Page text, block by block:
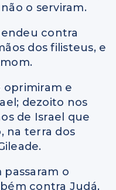
o serviram.
contra
dos filisteus, e
oprimiram e
dezoito nos
de Israel que
na terra dos
passaram o
contra Judá,